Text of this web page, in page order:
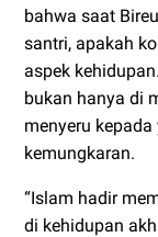
bahwa saat
santri, apakah
aspek
bukan hanya di
menyeru kepada
kemungkaran.
“Islam hadir
di kehidupan